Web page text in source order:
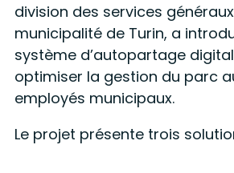
division des services
municipalité de Turin, a
système d’autopartage
optimiser la gestion du parc
employés municipaux.
Le projet présente trois